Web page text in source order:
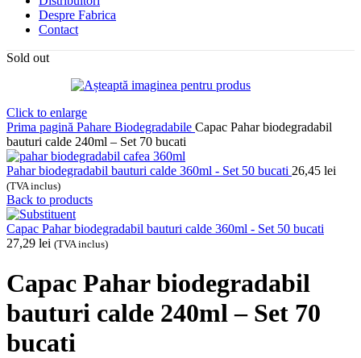
Despre Fabrica
Contact
Sold out
Click to enlarge
Prima pagină Pahare Biodegradabile Capac Pahar biodegradabil
bauturi calde 240ml – Set 70 bucati
Pahar biodegradabil bauturi calde 360ml - Set 50 bucati 26,45 lei
(TVA inclus)
Back to products
Capac Pahar biodegradabil bauturi calde 360ml - Set 50 bucati
27,29 lei (TVA inclus)
Capac Pahar biodegradabil
bauturi calde 240ml – Set 70
bucati